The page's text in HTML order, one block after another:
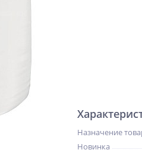
Назначение
Новинка